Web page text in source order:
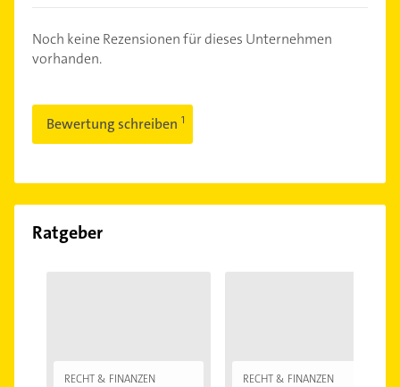
Noch keine Rezensionen für dieses Unternehmen
vorhanden.
Bewertung schreiben
Ratgeber
RECHT & FINANZEN RECHT & FINANZEN